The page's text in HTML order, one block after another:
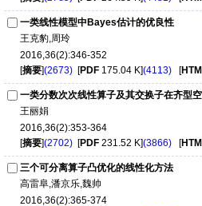
一类线性模型中Bayes估计的优良性
王克豹,周玲
2016,36(2):346-352
[摘要](2673) [PDF 175.04 K](4113) [
一类分数次次线性算子及其交换子在齐型
王丽娟
2016,36(2):353-364
[摘要](2702) [PDF 231.52 K](3866) [
三个可分离算子凸优化的线性化方法
高雷阜,潘京乐,魏帅
2016,36(2):365-374